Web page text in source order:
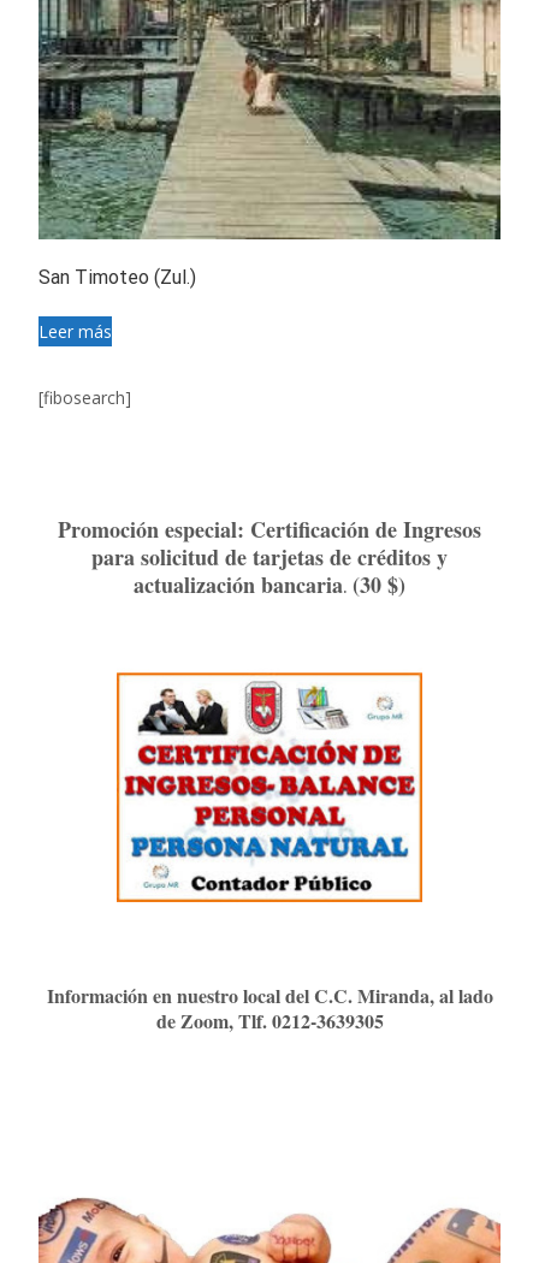
San Timoteo (Zul.)
Leer más
[fibosearch]
Promoción especial: Certificación de Ingresos
para solicitud de tarjetas de créditos y
actualización bancaria. (30 $)
Información en nuestro local del C.C. Miranda, al lado
de Zoom, Tlf. 0212-3639305